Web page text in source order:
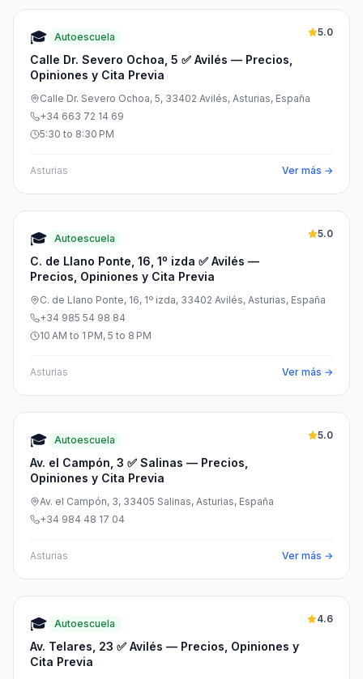
🎓 Autoescuela
Calle Dr. Severo Ochoa, 5 ✅ Avilés — Precios,
Opiniones y Cita Previa
5.0
Calle Dr. Severo Ochoa, 5, 33402 Avilés, Asturias, España
+34 663 72 14 69
5:30 to 8:30 PM
Asturias Ver más →
🎓 Autoescuela
C. de Llano Ponte, 16, 1º izda ✅ Avilés —
Precios, Opiniones y Cita Previa
5.0
C. de Llano Ponte, 16, 1º izda, 33402 Avilés, Asturias, España
+34 985 54 98 84
10 AM to 1 PM, 5 to 8 PM
Asturias Ver más →
🎓 Autoescuela
Av. el Campón, 3 ✅ Salinas — Precios,
Opiniones y Cita Previa
5.0
Av. el Campón, 3, 33405 Salinas, Asturias, España
+34 984 48 17 04
Asturias Ver más →
🎓 Autoescuela
Av. Telares, 23 ✅ Avilés — Precios, Opiniones y
Cita Previa
4.6